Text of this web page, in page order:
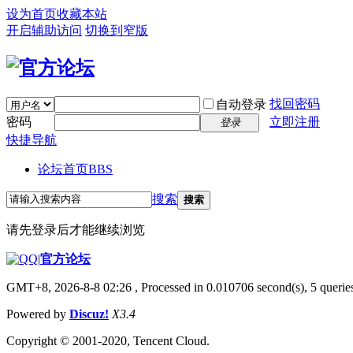
设为首页收藏本站
开启辅助访问 切换到窄版
自动登录 找回密码
密码
登录
立即注册
快捷导航
论坛首页BBS
搜索 搜索
请先登录后才能继续浏览
|官方论坛
GMT+8, 2026-8-8 02:26 , Processed in 0.010706 second(s), 5
Powered by Discuz! X3.4
Copyright © 2001-2020, Tencent Cloud.